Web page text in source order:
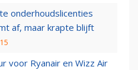
onderhoudslicenties
af, maar krapte blijft
voor Ryanair en Wizz Air